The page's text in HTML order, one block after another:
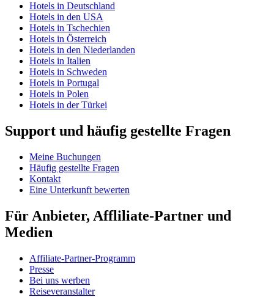
Hotels in Deutschland
Hotels in den USA
Hotels in Tschechien
Hotels in Österreich
Hotels in den Niederlanden
Hotels in Italien
Hotels in Schweden
Hotels in Portugal
Hotels in Polen
Hotels in der Türkei
Support und häufig gestellte Fragen
Meine Buchungen
Häufig gestellte Fragen
Kontakt
Eine Unterkunft bewerten
Für Anbieter, Affliliate-Partner und
Medien
Affiliate-Partner-Programm
Presse
Bei uns werben
Reiseveranstalter